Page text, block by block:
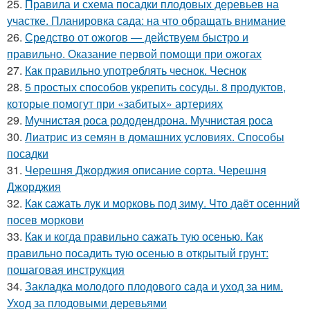
25. Правила и схема посадки плодовых деревьев на
участке. Планировка сада: на что обращать внимание
26. Средство от ожогов ― действуем быстро и
правильно. Оказание первой помощи при ожогах
27. Как правильно употреблять чеснок. Чеснок
28. 5 простых способов укрепить сосуды. 8 продуктов,
которые помогут при «забитых» артериях
29. Мучнистая роса рододендрона. Мучнистая роса
30. Лиатрис из семян в домашних условиях. Способы
посадки
31. Черешня Джорджия описание сорта. Черешня
Джорджия
32. Как сажать лук и морковь под зиму. Что даёт осенний
посев моркови
33. Как и когда правильно сажать тую осенью. Как
правильно посадить тую осенью в открытый грунт:
пошаговая инструкция
34. Закладка молодого плодового сада и уход за ним.
Уход за плодовыми деревьями